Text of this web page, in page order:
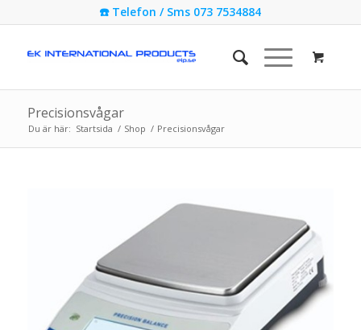
☎️ Telefon / Sms 073 7534884
Precisionsvågar
Du är här: Startsida / Shop / Precisionsvågar